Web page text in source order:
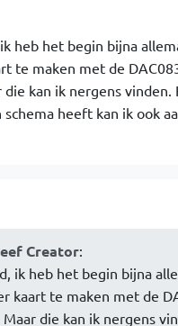
heb het begin bijna
te maken met de
kan ik nergens vinden.
heeft kan ik ook
Creator:
ik heb het begin bijna
kaart te maken met de
die kan ik nergens